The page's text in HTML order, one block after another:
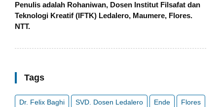
Penulis adalah Rohaniwan, Dosen Institut Filsafat dan
Teknologi Kreatif (IFTK) Ledalero, Maumere, Flores.
NTT.
Tags
Dr. Felix Baghi SVD. Dosen Ledalero Ende Flores